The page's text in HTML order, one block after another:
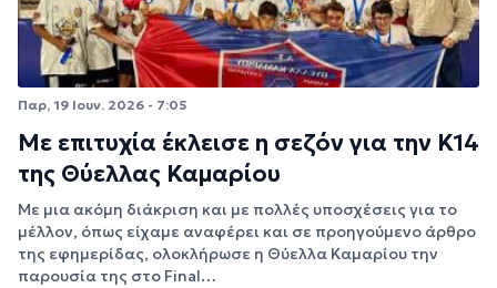
Παρ, 19 Ιουν. 2026 - 7:05
Με επιτυχία έκλεισε η σεζόν για την Κ14
της Θύελλας Καμαρίου
Με μια ακόμη διάκριση και με πολλές υποσχέσεις για το
μέλλον, όπως είχαμε αναφέρει και σε προηγούμενο άρθρο
της εφημερίδας, ολοκλήρωσε η Θύελλα Καμαρίου την
παρουσία της στο Final…